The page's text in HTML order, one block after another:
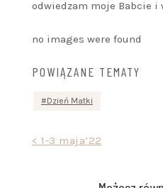
odwiedzam moje Babcie i
no images were found
POWIĄZANE TEMATY
Dzień Matki
Nawigacja< 1-3 maja’22